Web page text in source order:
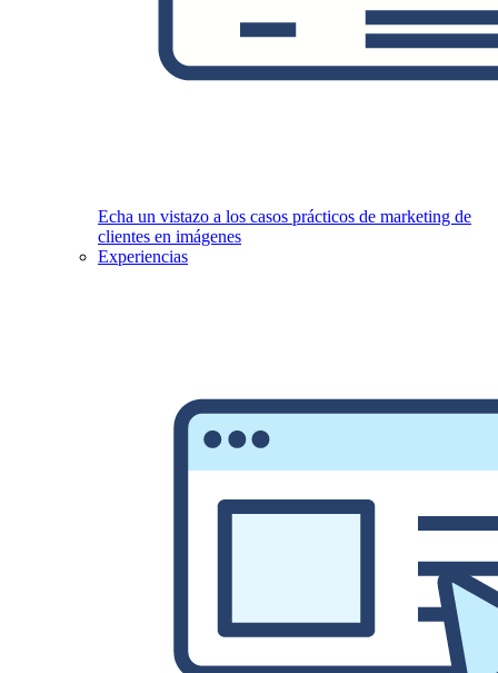
Echa un vistazo a los casos prácticos de marketing de
clientes en imágenes
Experiencias